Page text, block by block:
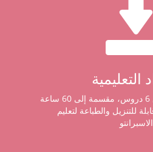
التعليمية
مواد تعليمية مكونة من 6 دروس، مقسمة إلى 60 ساعة
للتنزيل والطباعة لتعليم
الاسبرانتو